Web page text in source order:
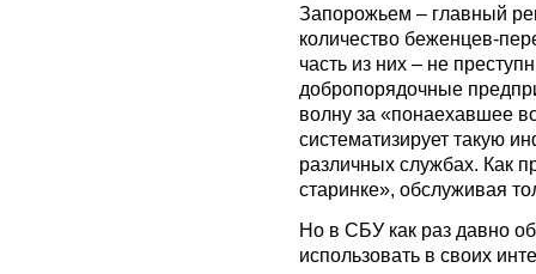
Запорожьем – главный
количество беженцев-
часть из них – не
добропорядочные
волну за «понаехавшее
систематизирует такую
различных службах. Как
старинке», обслуживая
Но в СБУ как раз давно
использовать в своих